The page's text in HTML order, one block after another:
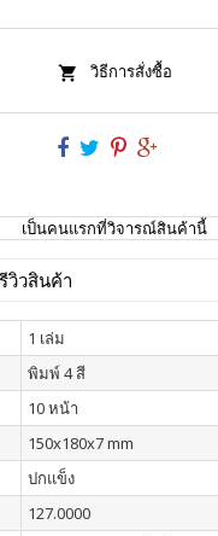
วิธีการสั่งซื้อ
เป็นคนแรกที่วิจารณ์สินค้านี้
รีวิวสินค้า
1 เล่ม
พิมพ์ 4 สี
10 หน้า
150x180x7 mm
ปกแข็ง
127.0000